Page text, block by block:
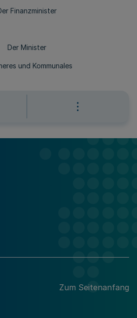
Finanzminister
Der Minister
und Kommunales
Zum Seitenanfang